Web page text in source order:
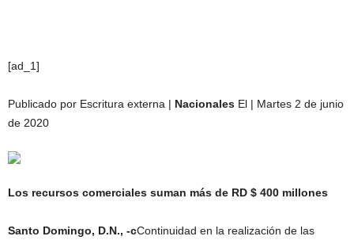
[ad_1]
Publicado por Escritura externa | Nacionales El | Martes 2 de junio
de 2020
Los recursos comerciales suman más de RD $ 400 millones
Santo Domingo, D.N., -cContinuidad en la realización de las